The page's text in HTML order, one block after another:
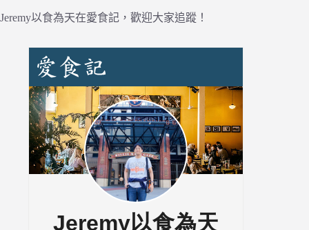
Jeremy以食為天在愛食記，歡迎大家追蹤！